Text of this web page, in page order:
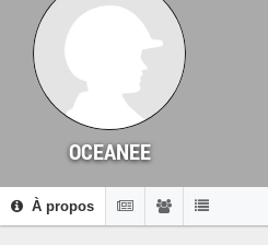
OCEANEE
À propos